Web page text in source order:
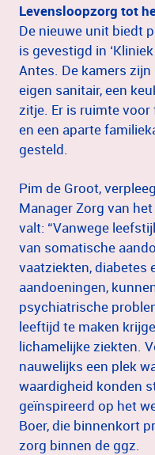
Levensloopzorg tot
De nieuwe unit biedt
is gevestigd in
Antes. De kamers
eigen sanitair, een
zitje. Er is ruimte
en een aparte
gesteld.
Pim de Groot,
Manager Zorg van
valt: “Vanwege
van somatische
vaatziekten, diabetes
aandoeningen,
psychiatrische
leeftijd te maken
lichamelijke ziekten.
nauwelijks een plek
waardigheid konden
geïnspireerd op het
Boer, die binnenkort
zorg binnen de ggz.